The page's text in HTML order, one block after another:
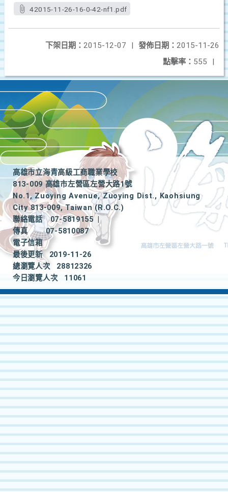
42015-11-26-16-0-42-nf1.pdf
發佈日期： 2015-11-26
下架日期： 2015-12-07
|
點擊率： 555 |
高雄市立海青高級工商職業學校
813-009 高雄市左營區左營大路1號
No.1, Zuoying Avenue, Zuoying Dist., Kaohsiung
City 813-009, Taiwan (R.O.C.)
聯絡電話
07-5819155
|
傳真
07-5810087
電子信箱
最後更新
2019-11-26
總瀏覽人次
28812326
今日瀏覽人次
11061